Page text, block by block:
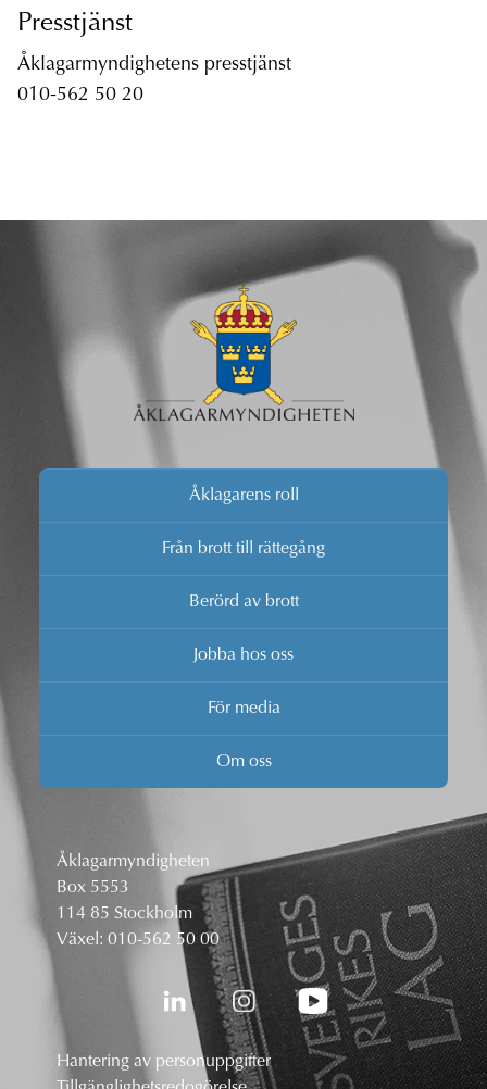
Presstjänst
Åklagarmyndighetens presstjänst
010-562 50 20
Åklagarens roll
Från brott till rättegång
Berörd av brott
Jobba hos oss
För media
Om oss
Åklagarmyndigheten
Box 5553
114 85 Stockholm
Växel: 010-562 50 00
Hantering av personuppgifter